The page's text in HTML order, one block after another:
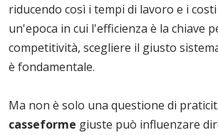
riducendo così i tempi di lavoro e i
un'epoca in cui l'efficienza è la chiave
competitività, scegliere il giusto
è fondamentale.
Ma non è solo una questione di
casseforme giuste può influenzare